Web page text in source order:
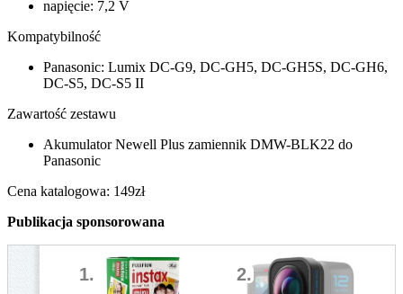
napięcie: 7,2 V
Kompatybilność
Panasonic: Lumix DC-G9, DC-GH5, DC-GH5S, DC-GH6,
DC-S5, DC-S5 II
Zawartość zestawu
Akumulator Newell Plus zamiennik DMW-BLK22 do
Panasonic
Cena katalogowa: 149zł
Publikacja sponsorowana
1. 2.